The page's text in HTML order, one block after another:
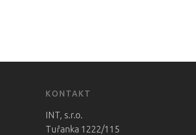
KONTAKT
INT, s.r.o.
Tuřanka 1222/115